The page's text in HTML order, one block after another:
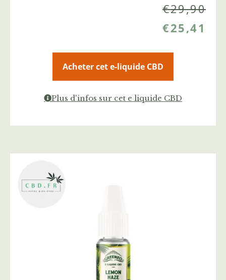
€29,90
€25,41
Acheter cet e-liquide CBD
Plus d'infos sur cet e liquide CBD